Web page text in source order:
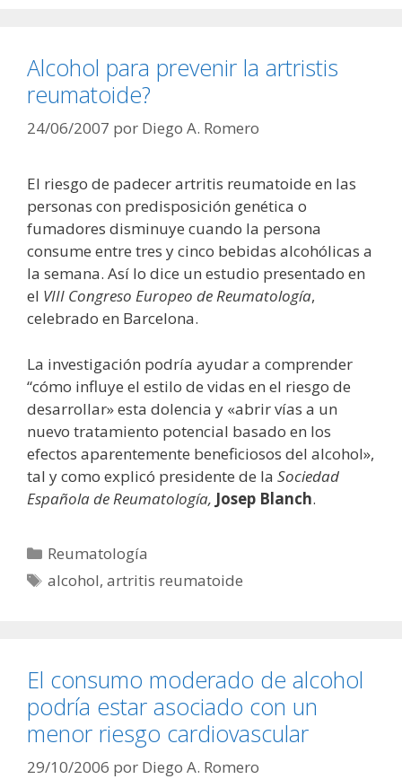
Alcohol para prevenir la artristis
reumatoide?
24/06/2007 por Diego A. Romero
El riesgo de padecer artritis reumatoide en las
personas con predisposición genética o
fumadores disminuye cuando la persona
consume entre tres y cinco bebidas alcohólicas a
la semana. Así lo dice un estudio presentado en
el VIII Congreso Europeo de Reumatología,
celebrado en Barcelona.
La investigación podría ayudar a comprender
“cómo influye el estilo de vidas en el riesgo de
desarrollar» esta dolencia y «abrir vías a un
nuevo tratamiento potencial basado en los
efectos aparentemente beneficiosos del alcohol»,
tal y como explicó presidente de la Sociedad
Española de Reumatología, Josep Blanch.
Categorías
Reumatología
Etiquetas
alcohol,artritis reumatoide
El consumo moderado de alcohol
podría estar asociado con un
menor riesgo cardiovascular
29/10/2006 por Diego A. Romero